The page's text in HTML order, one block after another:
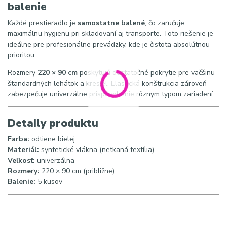
balenie
Každé prestieradlo je samostatne balené, čo zaručuje
maximálnu hygienu pri skladovaní aj transporte. Toto riešenie je
ideálne pre profesionálne prevádzky, kde je čistota absolútnou
prioritou.
Rozmery 220 × 90 cm poskytujú dostatočné pokrytie pre väčšinu
štandardných lehátok a kresiel. Elastická konštrukcia zároveň
zabezpečuje univerzálne prispôsobenie rôznym typom zariadení.
Detaily produktu
Farba: odtiene bielej
Materiál: syntetické vlákna (netkaná textília)
Veľkosť: univerzálna
Rozmery: 220 × 90 cm (približne)
Balenie: 5 kusov